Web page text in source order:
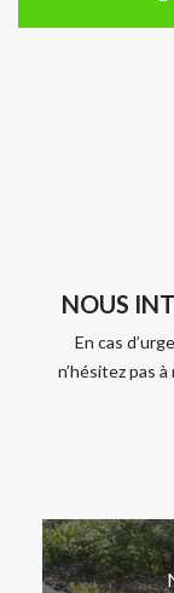
NOUS
En cas
n’hésitez pas